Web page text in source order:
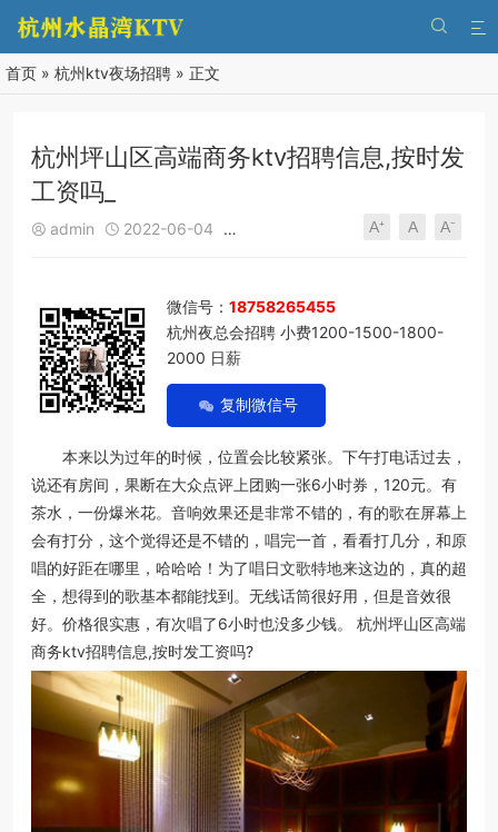


首页 » 杭州ktv夜场招聘 » 正文
杭州坪山区高端商务ktv招聘信息,按时发
工资吗_
 admin  2022-06-04   723 0
A⁺ A A⁻
微信号： 18758265455
杭州夜总会招聘 小费1200-1500-1800-
2000 日薪
复制微信号
本来以为过年的时候，位置会比较紧张。下午打电话过去，
说还有房间，果断在大众点评上团购一张6小时券，120元。有
茶水，一份爆米花。音响效果还是非常不错的，有的歌在屏幕上
会有打分，这个觉得还是不错的，唱完一首，看看打几分，和原
唱的好距在哪里，哈哈哈！为了唱日文歌特地来这边的，真的超
全，想得到的歌基本都能找到。无线话筒很好用，但是音效很
好。价格很实惠，有次唱了6小时也没多少钱。 杭州坪山区高端
商务ktv招聘信息,按时发工资吗?